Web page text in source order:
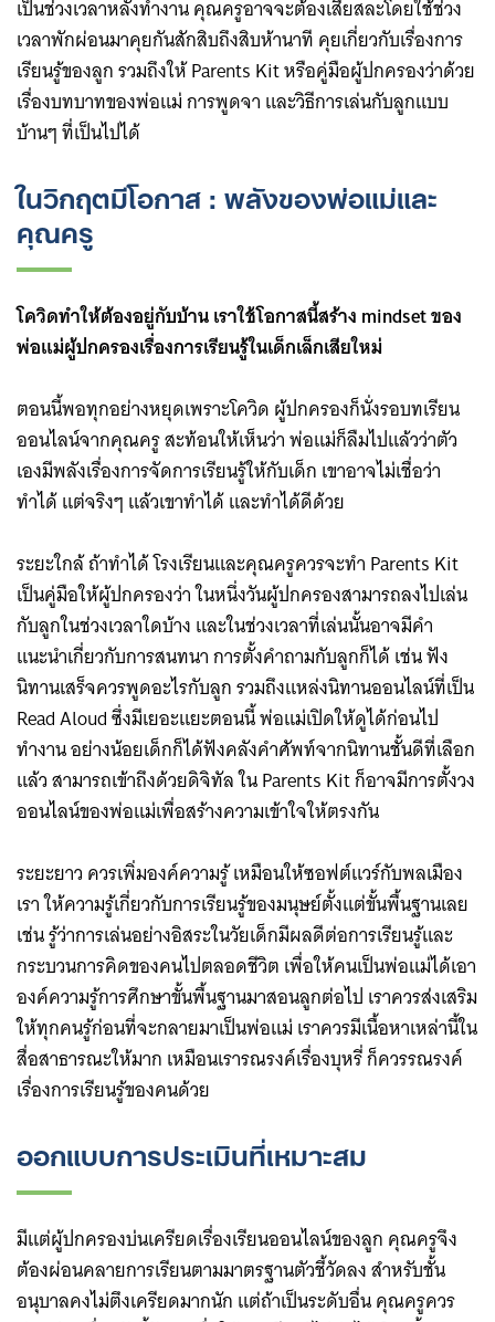
เป็นช่วงเวลาหลังทำงาน คุณครูอาจจะต้องเสียสละโดยใช้ช่วง
เวลาพักผ่อนมาคุยกันสักสิบถึงสิบห้านาที คุยเกี่ยวกับเรื่องการ
เรียนรู้ของลูก รวมถึงให้ Parents Kit หรือคู่มือผู้ปกครองว่าด้วย
เรื่องบทบาทของพ่อแม่ การพูดจา และวิธีการเล่นกับลูกแบบ
บ้านๆ ที่เป็นไปได้
ในวิกฤตมีโอกาส : พลังของพ่อแม่และ
คุณครู
โควิดทำให้ต้องอยู่กับบ้าน เราใช้โอกาสนี้สร้าง mindset ของ
พ่อแม่ผู้ปกครองเรื่องการเรียนรู้ในเด็กเล็กเสียใหม่
ตอนนี้พอทุกอย่างหยุดเพราะโควิด ผู้ปกครองก็นั่งรอบทเรียน
ออนไลน์จากคุณครู สะท้อนให้เห็นว่า พ่อแม่ก็ลืมไปแล้วว่าตัว
เองมีพลังเรื่องการจัดการเรียนรู้ให้กับเด็ก เขาอาจไม่เชื่อว่า
ทำได้ แต่จริงๆ แล้วเขาทำได้ และทำได้ดีด้วย
ระยะใกล้ ถ้าทำได้ โรงเรียนและคุณครูควรจะทำ Parents Kit
เป็นคู่มือให้ผู้ปกครองว่า ในหนึ่งวันผู้ปกครองสามารถลงไปเล่น
กับลูกในช่วงเวลาใดบ้าง และในช่วงเวลาที่เล่นนั้นอาจมีคำ
แนะนำเกี่ยวกับการสนทนา การตั้งคำถามกับลูกก็ได้ เช่น ฟัง
นิทานเสร็จควรพูดอะไรกับลูก รวมถึงแหล่งนิทานออนไลน์ที่เป็น
Read Aloud ซึ่งมีเยอะแยะตอนนี้ พ่อแม่เปิดให้ดูได้ก่อนไป
ทำงาน อย่างน้อยเด็กก็ได้ฟังคลังคำศัพท์จากนิทานชั้นดีที่เลือก
แล้ว สามารถเข้าถึงด้วยดิจิทัล ใน Parents Kit ก็อาจมีการตั้งวง
ออนไลน์ของพ่อแม่เพื่อสร้างความเข้าใจให้ตรงกัน
ระยะยาว ควรเพิ่มองค์ความรู้ เหมือนให้ซอฟต์แวร์กับพลเมือง
เรา ให้ความรู้เกี่ยวกับการเรียนรู้ของมนุษย์ตั้งแต่ขั้นพื้นฐานเลย
เช่น รู้ว่าการเล่นอย่างอิสระในวัยเด็กมีผลดีต่อการเรียนรู้และ
กระบวนการคิดของคนไปตลอดชีวิต เพื่อให้คนเป็นพ่อแม่ได้เอา
องค์ความรู้การศึกษาขั้นพื้นฐานมาสอนลูกต่อไป เราควรส่งเสริม
ให้ทุกคนรู้ก่อนที่จะกลายมาเป็นพ่อแม่ เราควรมีเนื้อหาเหล่านี้ใน
สื่อสาธารณะให้มาก เหมือนเรารณรงค์เรื่องบุหรี่ ก็ควรรณรงค์
เรื่องการเรียนรู้ของคนด้วย
ออกแบบการประเมินที่เหมาะสม
มีแต่ผู้ปกครองบ่นเครียดเรื่องเรียนออนไลน์ของลูก คุณครูจึง
ต้องผ่อนคลายการเรียนตามมาตรฐานตัวชี้วัดลง สำหรับชั้น
อนุบาลคงไม่ตึงเครียดมากนัก แต่ถ้าเป็นระดับอื่น คุณครูควร